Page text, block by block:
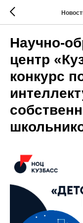
Научно-
центр
конкурс